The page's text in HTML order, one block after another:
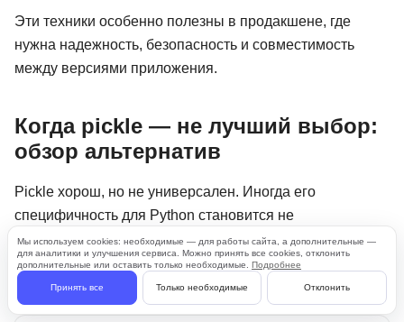
Эти техники особенно полезны в продакшене, где
нужна надежность, безопасность и совместимость
между версиями приложения.
Когда pickle — не лучший выбор:
обзор альтернатив
Pickle хорош, но не универсален. Иногда его
специфичность для Python становится не
преимуществом, а ограничением. Вот сравнение
основных альтернатив — каждая со своими плюсами и
подводными камнями:
Мы используем cookies: необходимые — для работы сайта, а дополнительные —
для аналитики и улучшения сервиса. Можно принять все cookies, отклонить
дополнительные или оставить только необходимые. Подробнее
Принять все Только необходимые Отклонить